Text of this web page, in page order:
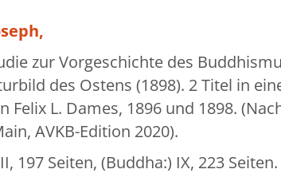
zur Vorgeschichte des
des Ostens (1898). 2 Titel in
Felix L. Dames, 1896 und 1898.
AVKB-Edition 2020).
197 Seiten, (Buddha:) IX, 223